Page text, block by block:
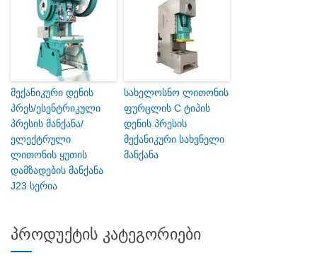
მექანიკური დენის
პრეს/ესენტრიკული
პრესის მანქანა/
ელექტრული
ლითონის ყუთის
დამზადების მანქანა
J23 სერია
სახელოსნო ლითონის
ფურცლის C ტიპის
დენის პრესის
მექანიკური სახვნელი
მანქანა
პროდუქტის კატეგორიები